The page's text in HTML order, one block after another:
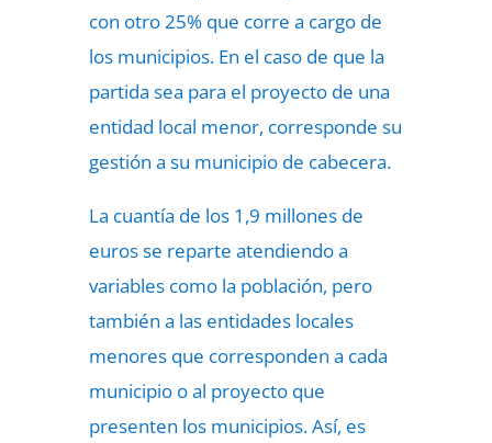
con otro 25% que corre a cargo de
los municipios. En el caso de que la
partida sea para el proyecto de una
entidad local menor, corresponde su
gestión a su municipio de cabecera.
La cuantía de los 1,9 millones de
euros se reparte atendiendo a
variables como la población, pero
también a las entidades locales
menores que corresponden a cada
municipio o al proyecto que
presenten los municipios. Así, es